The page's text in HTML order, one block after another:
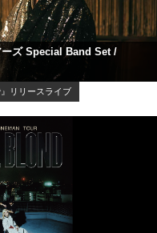
ーズ Special Band Set /
リリースライブ